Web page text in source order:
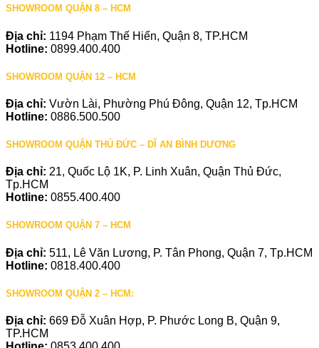
SHOWROOM QUẬN 8 – HCM
Địa chỉ: 1194 Phạm Thế Hiển, Quận 8, TP.HCM
Hotline: 0899.400.400
SHOWROOM QUẬN 12 – HCM
Địa chỉ: Vườn Lài, Phường Phú Đông, Quận 12, Tp.HCM
Hotline: 0886.500.500
SHOWROOM QUẬN THỦ ĐỨC – DĨ AN BÌNH DƯƠNG
Địa chỉ: 21, Quốc Lộ 1K, P. Linh Xuân, Quận Thủ Đức,
Tp.HCM
Hotline: 0855.400.400
SHOWROOM QUẬN 7 – HCM
Địa chỉ: 511, Lê Văn Lương, P. Tân Phong, Quận 7, Tp.HCM
Hotline: 0818.400.400
SHOWROOM QUẬN 2 – HCM:
Địa chỉ: 669 Đỗ Xuân Hợp, P. Phước Long B, Quận 9,
TP.HCM